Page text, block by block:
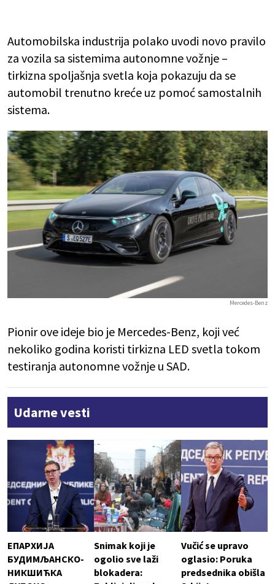
Automobilska industrija polako uvodi novo pravilo
za vozila sa sistemima autonomne vožnje –
tirkizna spoljašnja svetla koja pokazuju da se
automobil trenutno kreće uz pomoć samostalnih
sistema.
Mercedes-Benz
Pionir ove ideje bio je Mercedes-Benz, koji već
nekoliko godina koristi tirkizna LED svetla tokom
testiranja autonomne vožnje u SAD.
Udarne vesti
ЕПАРХИЈА
БУДИМЉАНСКО-
НИКШИЋКА
Snimak koji je
ogolio sve laži
blokadera:
Vučić se upravo
oglasio: Poruka
predsednika obišla